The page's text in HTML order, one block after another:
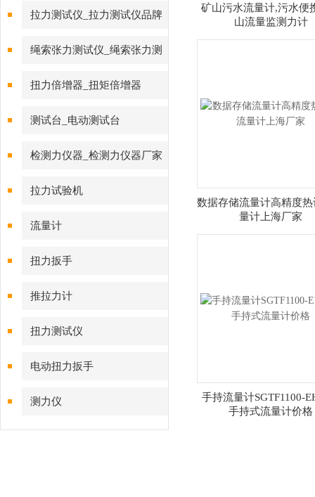
拉力测试仪_拉力测试仪品牌
绳索张力测试仪_绳索张力测
试仪
扭力倍增器_扭矩倍增器
测试台_电动测试台
检测力仪器_检测力仪器厂家
拉力试验机
流量计
扭力扳手
推拉力计
扭力测试仪
电动扭力扳手
测力仪
矿山污水流量计,污水便
山流量监测力计
数据存储流量计高精度
量计上海厂家
手持流量计SGTF1100-
手持式流量计价格